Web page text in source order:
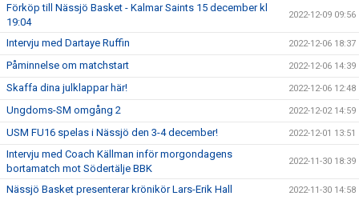
Förköp till Nässjö Basket - Kalmar Saints 15 december kl
19:04
2022-12-09 09:56
Intervju med Dartaye Ruffin 2022-12-06 18:37
Påminnelse om matchstart 2022-12-06 14:39
Skaffa dina julklappar här! 2022-12-06 12:48
Ungdoms-SM omgång 2 2022-12-02 14:59
USM FU16 spelas i Nässjö den 3-4 december! 2022-12-01 13:51
Intervju med Coach Källman inför morgondagens
bortamatch mot Södertälje BBK
2022-11-30 18:39
Nässjö Basket presenterar krönikör Lars-Erik Hall 2022-11-30 14:58